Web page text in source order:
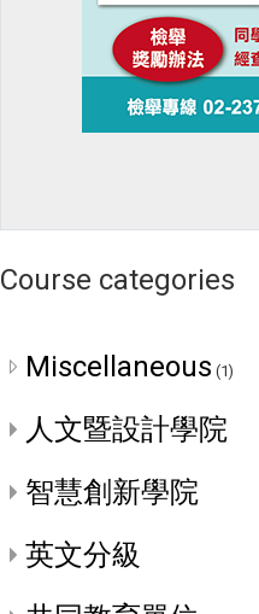
Course categories
Miscellaneous (1)
人文暨設計學院
智慧創新學院
英文分級